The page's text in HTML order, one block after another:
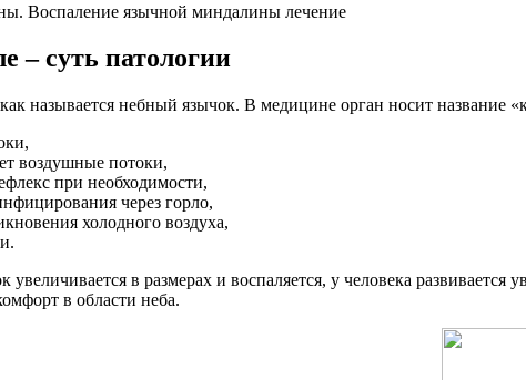
Воспаление язычной миндалины лечение
– суть патологии
называется небный язычок. В медицине орган носит название
воздушные потоки,
при необходимости,
через горло,
холодного воздуха,
в размерах и воспаляется, у человека
в области неба.